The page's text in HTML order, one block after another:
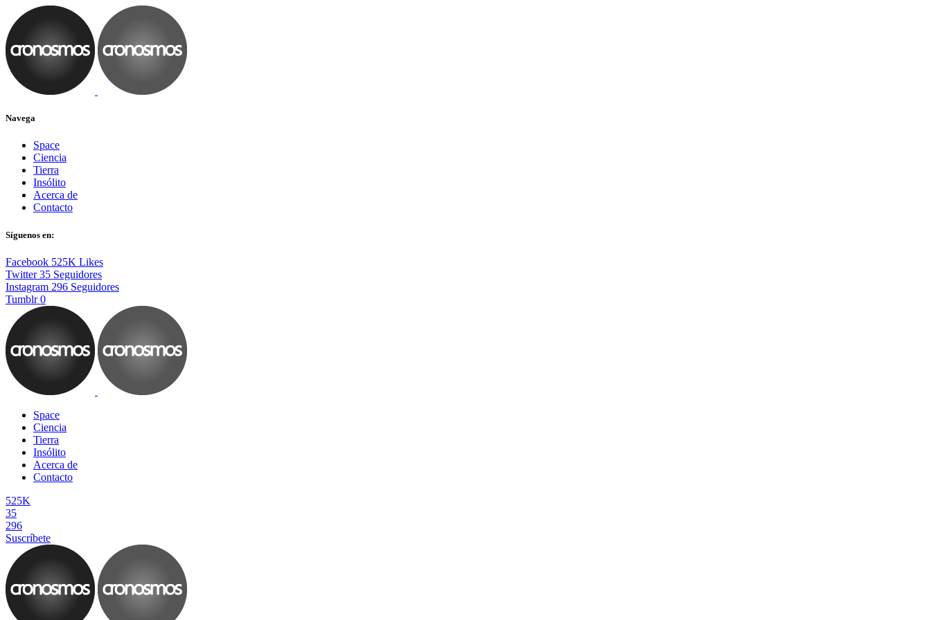
Navega
Space
Ciencia
Tierra
Insólito
Acerca de
Contacto
Síguenos en:
Facebook 525K Likes
Twitter 35 Seguidores
Instagram 296 Seguidores
Tumblr 0
Space
Ciencia
Tierra
Insólito
Acerca de
Contacto
525K
35
296
Suscríbete